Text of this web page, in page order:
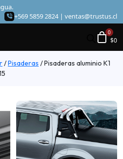
+569 5859 2824 | ventas@trustus.cl
$0
/Pisaderas /Pisaderas aluminio K1